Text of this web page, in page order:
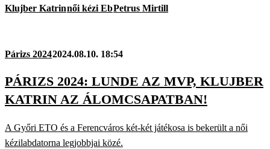
Klujber Katrinnői kézi EbPetrus Mirtill
Párizs 20242024.08.10. 18:54
PÁRIZS 2024: LUNDE AZ MVP, KLUJBER
KATRIN AZ ÁLOMCSAPATBAN!
A Győri ETO és a Ferencváros két-két játékosa is bekerült a női
kézilabdatorna legjobbjai közé.